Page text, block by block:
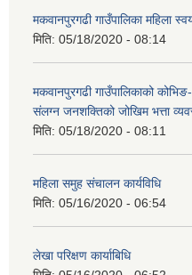
मकवानपुरगढी गाउँपालिका महिला
मिति: 05/18/2020 - 08:14
मकवानपुरगढी गाउँपालिकाको
संलग्न जनशक्तिको जोखिम भत्ता
मिति: 05/18/2020 - 08:11
महिला समुह संचालन कार्यविधि
मिति: 05/16/2020 - 06:54
लेखा परिक्षण कार्याबिधि